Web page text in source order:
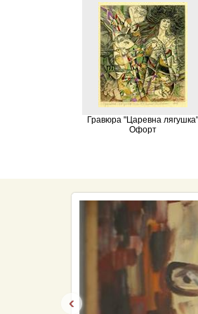
Гравюра "Царевна лягушка"
Офорт
‹